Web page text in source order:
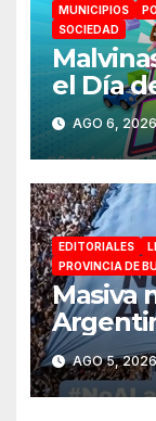
MUNICIPIOS
SOCIEDAD
el Día
para
AGO 6, 2026
EDITORIALES
PROVINCIA DE
Masiva
AGO 5, 2026